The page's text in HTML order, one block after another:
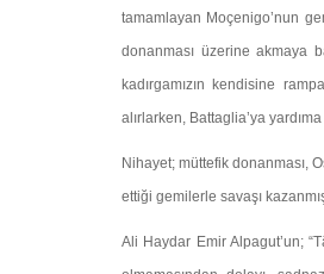
tamamlayan Moçeni­go’nun
donanması üzerine akmaya
kadırgamızın kendisine
alırlarken, Battaglia’ya
Nihayet; müttefik donanması,
ettiği gemilerle savaşı
Ali Haydar Emir Alpagut’un;